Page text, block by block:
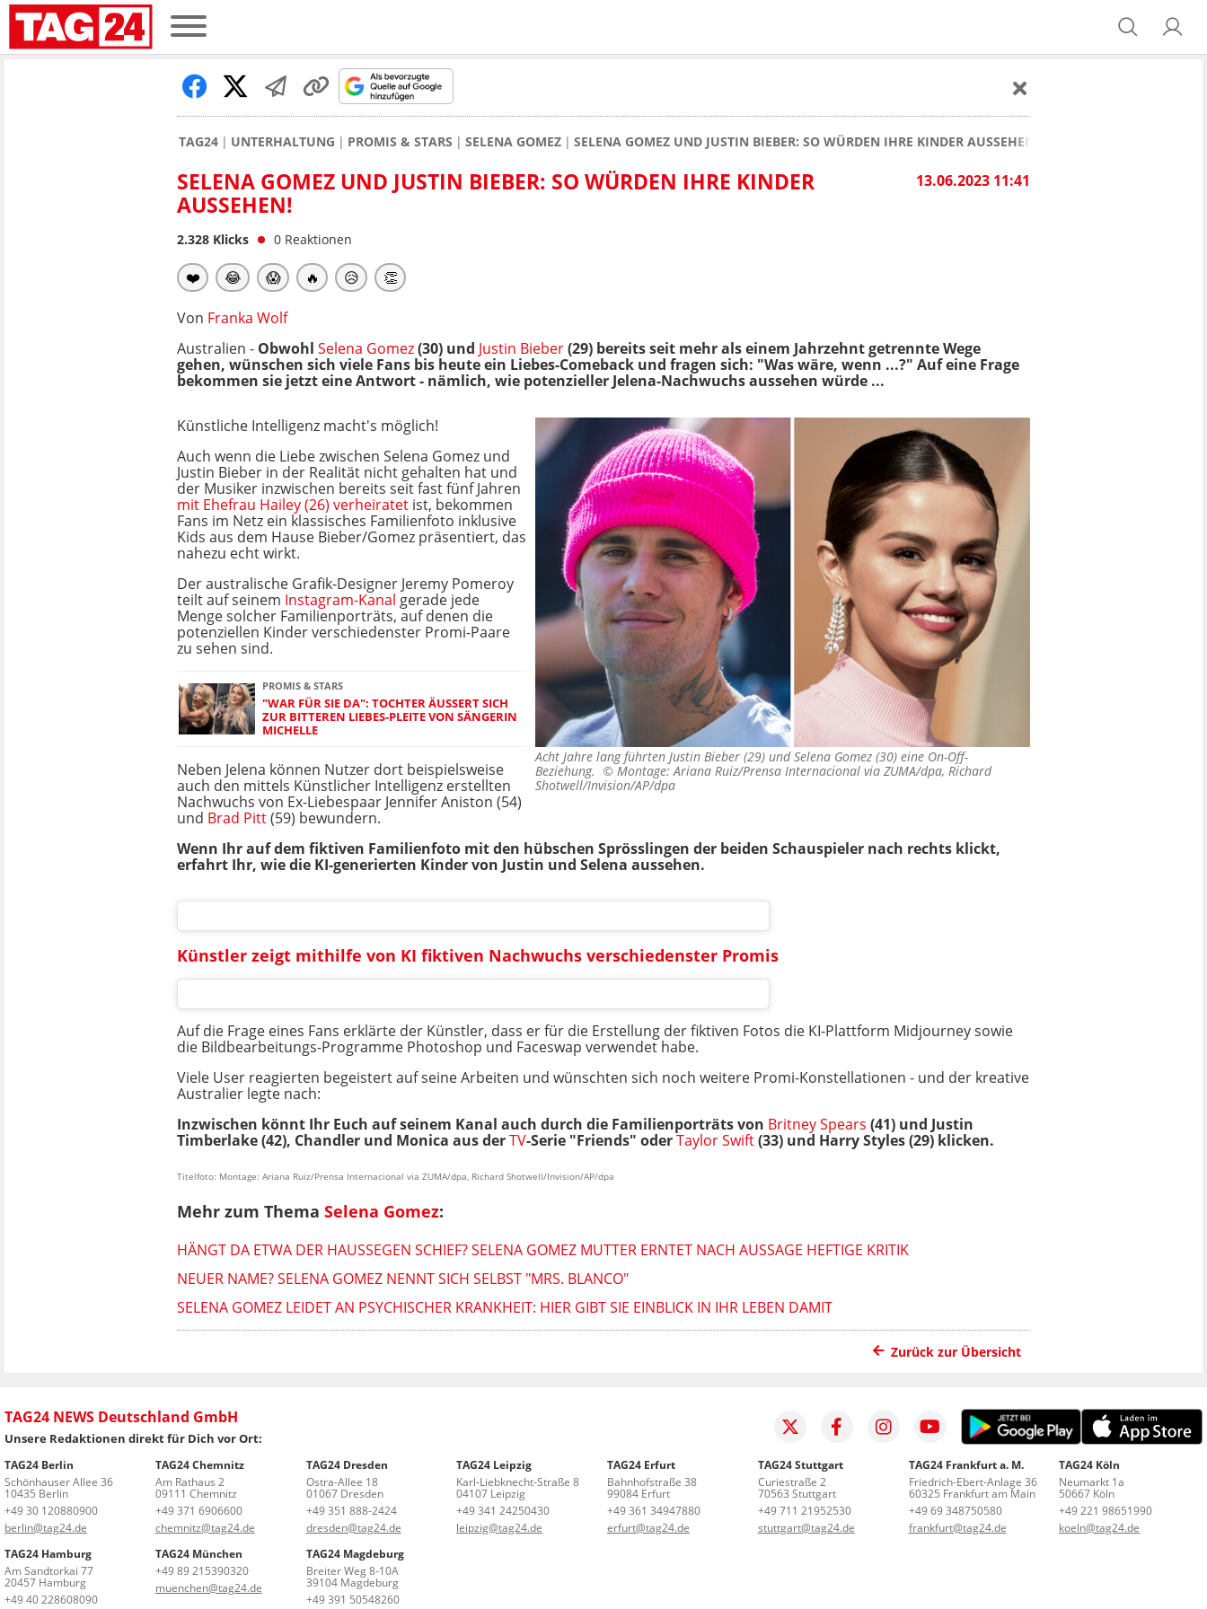
TAG24 UNTERHALTUNG PROMIS & STARS SELENA GOMEZ SELENA GOMEZ UND JUSTIN BIEBER: SO WÜRDEN IHRE KINDER AUSSEHEN!
13.06.2023 11:41
SELENA GOMEZ UND JUSTIN BIEBER: SO WÜRDEN IHRE KINDER
AUSSEHEN!
2.328 Klicks 0 Reaktionen
❤️ 😂 😱 🔥 😥 👏
Von Franka Wolf
Australien - Obwohl Selena Gomez(30) und Justin Bieber(29) bereits seit mehr als einem Jahrzehnt getrennte Wege
gehen, wünschen sich viele Fans bis heute ein Liebes-Comeback und fragen sich: "Was wäre, wenn ...?" Auf eine Frage
bekommen sie jetzt eine Antwort - nämlich, wie potenzieller Jelena-Nachwuchs aussehen würde ...
Acht Jahre lang führten Justin Bieber (29) und Selena Gomez (30) eine On-Off-
Beziehung. © Montage: Ariana Ruiz/Prensa Internacional via ZUMA/dpa, Richard
Shotwell/Invision/AP/dpa
Künstliche Intelligenz macht's möglich!
Auch wenn die Liebe zwischen Selena Gomez und
Justin Bieber in der Realität nicht gehalten hat und
der Musiker inzwischen bereits seit fast fünf Jahren
mit Ehefrau Hailey (26) verheiratet ist, bekommen
Fans im Netz ein klassisches Familienfoto inklusive
Kids aus dem Hause Bieber/Gomez präsentiert, das
nahezu echt wirkt.
Der australische Grafik-Designer Jeremy Pomeroy
teilt auf seinem Instagram-Kanal gerade jede
Menge solcher Familienporträts, auf denen die
potenziellen Kinder verschiedenster Promi-Paare
zu sehen sind.
PROMIS & STARS
"WAR FÜR SIE DA": TOCHTER ÄUSSERT SICH Z
UR BITTEREN LIEBES-PLEITE VON SÄNGERIN M
ICHELLE
Neben Jelena können Nutzer dort beispielsweise
auch den mittels Künstlicher Intelligenz erstellten
Nachwuchs von Ex-Liebespaar Jennifer Aniston (54)
und Brad Pitt(59) bewundern.
Wenn Ihr auf dem fiktiven Familienfoto mit den hübschen Sprösslingen der beiden Schauspieler nach rechts klickt,
erfahrt Ihr, wie die KI-generierten Kinder von Justin und Selena aussehen.
Künstler zeigt mithilfe von KI fiktiven Nachwuchs verschiedenster Promis
Auf die Frage eines Fans erklärte der Künstler, dass er für die Erstellung der fiktiven Fotos die KI-Plattform Midjourney sowie
die Bildbearbeitungs-Programme Photoshop und Faceswap verwendet habe.
Viele User reagierten begeistert auf seine Arbeiten und wünschten sich noch weitere Promi-Konstellationen - und der kreative
Australier legte nach:
Inzwischen könnt Ihr Euch auf seinem Kanal auch durch die Familienporträts von Britney Spears (41) und Justin
Timberlake (42), Chandler und Monica aus derTV-Serie "Friends" oderTaylor Swift(33) und Harry Styles (29) klicken.
Titelfoto: Montage: Ariana Ruiz/Prensa Internacional via ZUMA/dpa, Richard Shotwell/Invision/AP/dpa
Mehr zum Thema Selena Gomez:
HÄNGT DA ETWA DER HAUSSEGEN SCHIEF? SELENA GOMEZ MUTTER ERNTET NACH AUSSAGE HEFTIGE KRITIK
NEUER NAME? SELENA GOMEZ NENNT SICH SELBST "MRS. BLANCO"
SELENA GOMEZ LEIDET AN PSYCHISCHER KRANKHEIT: HIER GIBT SIE EINBLICK IN IHR LEBEN DAMIT
Zurück zur Übersicht
TAG24 NEWS Deutschland GmbH
Unsere Redaktionen direkt für Dich vor Ort:
TAG24 Berlin
Schönhauser Allee 36
10435 Berlin
+49 30 120880900
berlin@tag24.de
TAG24 Chemnitz
Am Rathaus 2
09111 Chemnitz
+49 371 6906600
chemnitz@tag24.de
TAG24 Dresden
Ostra-Allee 18
01067 Dresden
+49 351 888-2424
dresden@tag24.de
TAG24 Leipzig
Karl-Liebknecht-Straße 8
04107 Leipzig
+49 341 24250430
leipzig@tag24.de
TAG24 Erfurt
Bahnhofstraße 38
99084 Erfurt
+49 361 34947880
erfurt@tag24.de
TAG24 Stuttgart
Curiestraße 2
70563 Stuttgart
+49 711 21952530
stuttgart@tag24.de
TAG24 Frankfurt a. M.
Friedrich-Ebert-Anlage 36
60325 Frankfurt am Main
+49 69 348750580
frankfurt@tag24.de
TAG24 Köln
Neumarkt 1a
50667 Köln
+49 221 98651990
koeln@tag24.de
TAG24 Hamburg
Am Sandtorkai 77
20457 Hamburg
+49 40 228608090
TAG24 München
+49 89 215390320
muenchen@tag24.de
TAG24 Magdeburg
Breiter Weg 8-10A
39104 Magdeburg
+49 391 50548260